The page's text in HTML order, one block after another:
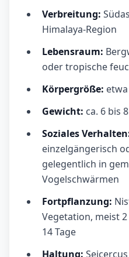
Verbreitung:
Himalaya-Region
Lebensraum:
oder tropische
Körpergröße:
Gewicht: ca. 6 bis
Soziales
einzelgängerisch
gelegentlich in
Vogelschwärmen
Fortpflanzung:
Vegetation, meist
14 Tage
Haltung: